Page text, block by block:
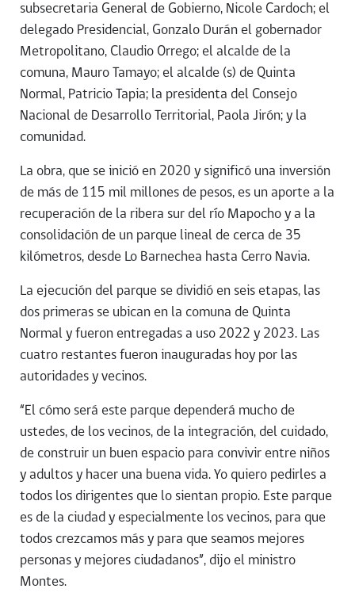
subsecretaria General de Gobierno, Nicole Cardoch; el
delegado Presidencial, Gonzalo Durán el gobernador
Metropolitano, Claudio Orrego; el alcalde de la
comuna, Mauro Tamayo; el alcalde (s) de Quinta
Normal, Patricio Tapia; la presidenta del Consejo
Nacional de Desarrollo Territorial, Paola Jirón; y la
comunidad.
La obra, que se inició en 2020 y significó una inversión
de más de 115 mil millones de pesos, es un aporte a la
recuperación de la ribera sur del río Mapocho y a la
consolidación de un parque lineal de cerca de 35
kilómetros, desde Lo Barnechea hasta Cerro Navia.
La ejecución del parque se dividió en seis etapas, las
dos primeras se ubican en la comuna de Quinta
Normal y fueron entregadas a uso 2022 y 2023. Las
cuatro restantes fueron inauguradas hoy por las
autoridades y vecinos.
“El cómo será este parque dependerá mucho de
ustedes, de los vecinos, de la integración, del cuidado,
de construir un buen espacio para convivir entre niños
y adultos y hacer una buena vida. Yo quiero pedirles a
todos los dirigentes que lo sientan propio. Este parque
es de la ciudad y especialmente los vecinos, para que
todos crezcamos más y para que seamos mejores
personas y mejores ciudadanos”, dijo el ministro
Montes.